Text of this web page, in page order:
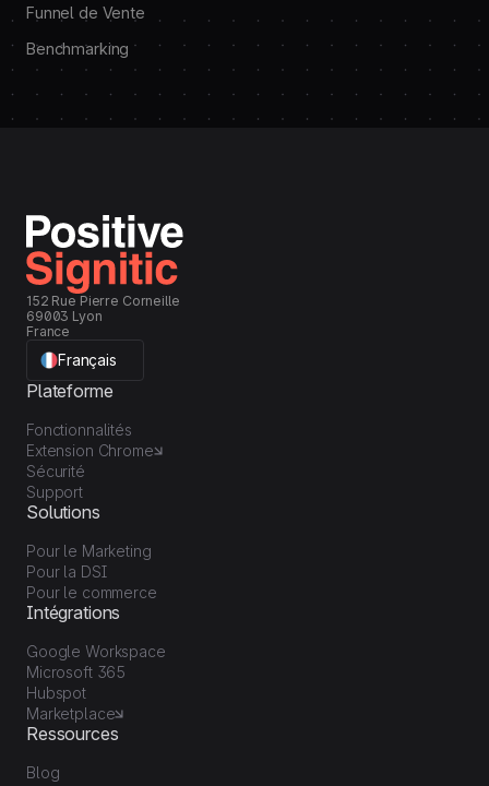
Funnel de Vente
Benchmarking
152 Rue Pierre Corneille
69003 Lyon
France
Français
Plateforme
Fonctionnalités
Extension Chrome
Sécurité
Support
Solutions
Pour le Marketing
Pour la DSI
Pour le commerce
Intégrations
Google Workspace
Microsoft 365
Hubspot
Marketplace
Ressources
Blog